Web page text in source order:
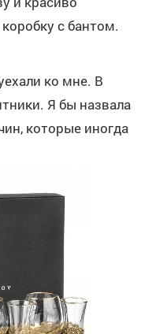
с бантом.
ко мне. В
Я бы назвала
которые иногда